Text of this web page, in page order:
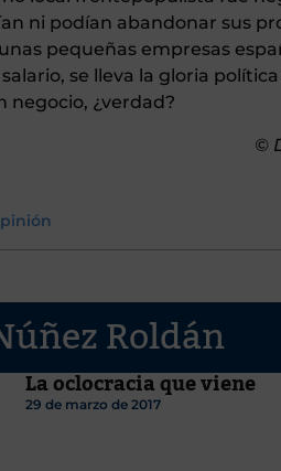
ni podían abandonar sus
pequeñas empresas
se lleva la gloria
negocio, ¿verdad?
©
Roldán
La oclocracia que viene
29 de marzo de 2017